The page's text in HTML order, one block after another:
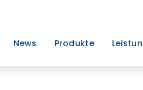
News Produkte